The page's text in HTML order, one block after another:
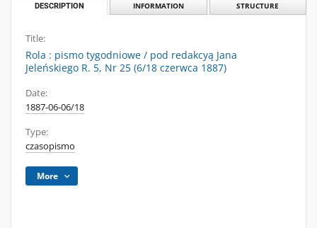
DESCRIPTION INFORMATION STRUCTURE
Title:
Rola : pismo tygodniowe / pod redakcyą Jana
Jeleńskiego R. 5, Nr 25 (6/18 czerwca 1887)
Date:
1887-06-06/18
Type:
czasopismo
More